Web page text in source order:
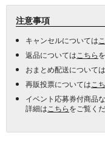
注意事項
キャンセルについては
返品については こちら
おまとめ配送については
再販投票については こ
イベント応募券付商品
詳細は こちらをご覧くだ